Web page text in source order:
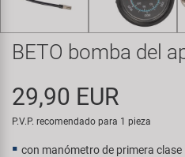
Transporte y Aparcamiento
Super B
Trail-Gator
Velo
BETO bomba del
29,90 EUR
P.V.P. recomendado para 1 pieza
con manómetro de primera clase